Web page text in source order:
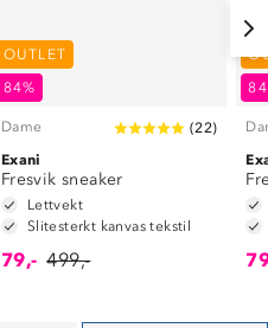
OUTLET
84%
Dame (22)
Exani
Fresvik sneaker
Lettvekt
Slitesterkt kanvas tekstil
79,- 499,-